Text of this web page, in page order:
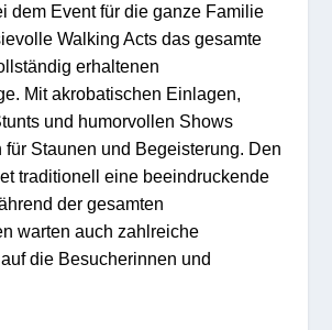
dem Event für die ganze Familie
Walking Acts das gesamte
erhaltenen
Mit akrobatischen Einlagen,
und humorvollen Shows
für Staunen und Begeisterung. Den
traditionell eine beeindruckende
der gesamten
warten auch zahlreiche
die Besucherinnen und